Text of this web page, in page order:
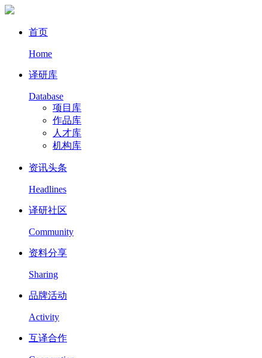
首页
Home
译研库
Database
项目库
作品库
人才库
机构库
资讯头条
Headlines
译研社区
Community
资料分享
Sharing
品牌活动
Activity
互译合作